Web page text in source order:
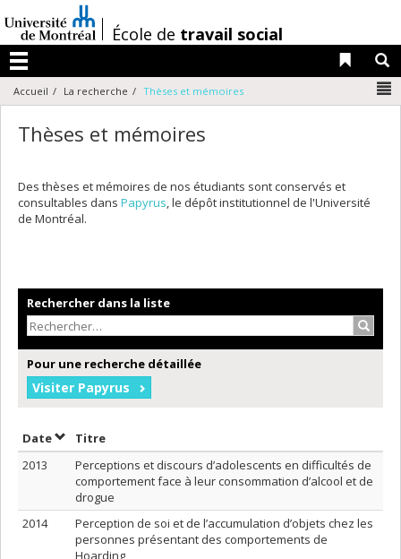
au
contenu
/École de travail social
Menu
Liens
Accueil La recherche Thèses et mémoires
Thèses et mémoires
Des thèses et mémoires de nos étudiants sont conservés et
consultables dans Papyrus, le dépôt institutionnel de l'Université
de Montréal.
Rechercher dans la liste
Pour une recherche détaillée
Visiter Papyrus
DateTrier par date en ordre décroissant
Titre
2013
Perceptions et discours d’adolescents en difficultés de
comportement face à leur consommation d’alcool et de
drogue
2014
Perception de soi et de l’accumulation d’objets chez les
personnes présentant des comportements de
Hoarding